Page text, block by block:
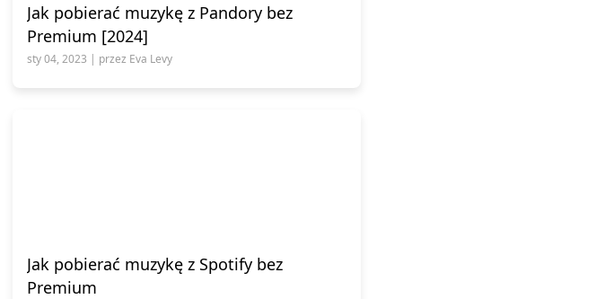
Jak pobierać muzykę z Pandory bez
Premium [2024]
sty 04, 2023 | przez Eva Levy
Jak pobierać muzykę z Spotify bez
Premium